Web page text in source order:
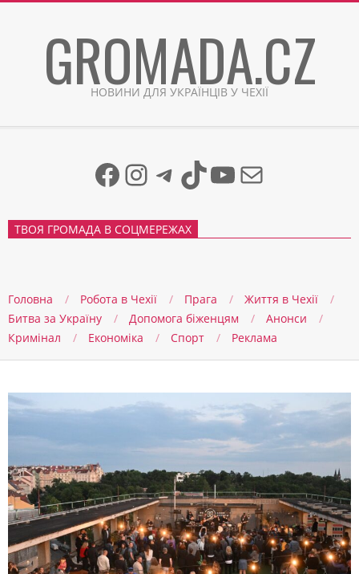
GROMADA.CZ
НОВИНИ ДЛЯ УКРАЇНЦІВ У ЧЕХІЇ
Facebook
Instagram
Telegram
TikTok
YouTube
Mail
ТВОЯ ГРОМАДА В СОЦМЕРЕЖАХ
Головна Робота в Чехії Прага
Життя в Чеxії
Битва за Україну
Допомога біженцям
Анонси
Кримінал
Економіка Спорт Реклама